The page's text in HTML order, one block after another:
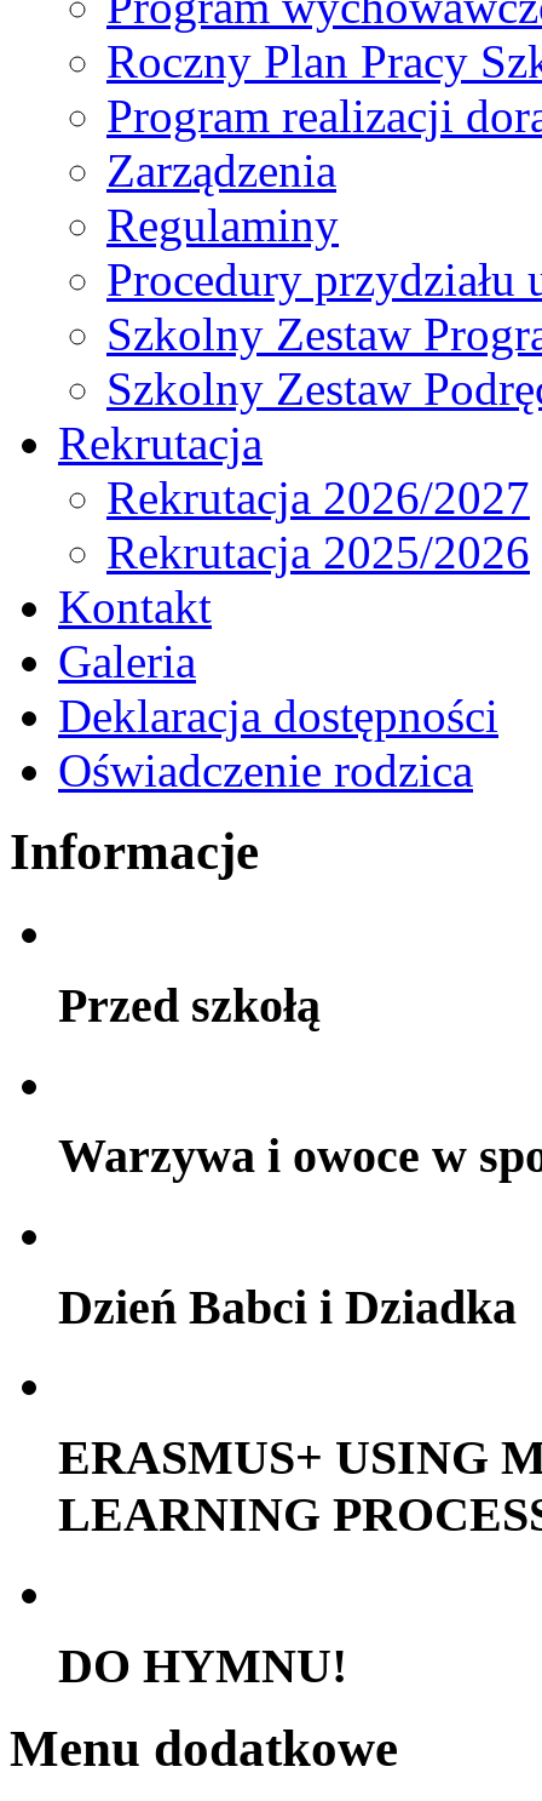
Roczny Plan Pracy
Program realizacji
Zarządzenia
Regulaminy
Procedury
Szkolny Zestaw
Szkolny Zestaw
Rekrutacja
Rekrutacja 2026/2027
Rekrutacja 2025/2026
Kontakt
Galeria
Deklaracja dostępności
Oświadczenie rodzica
Informacje
Przed szkołą
Warzywa i owoce w
Dzień Babci i Dziadka
ERASMUS+ USING
LEARNING
DO HYMNU!
Menu dodatkowe